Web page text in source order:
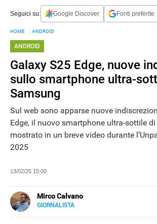
Seguici su: Google Discover Fonti preferite
HOME ANDROID
ANDROID
Galaxy S25 Edge, nuove
sullo smartphone ultra-
Samsung
Sul web sono apparse nuove
Edge, il nuovo smartphone ultra-sottile
mostrato in un breve video durante
2025
13/02/25 15:00
Mirco Calvano
GIORNALISTA